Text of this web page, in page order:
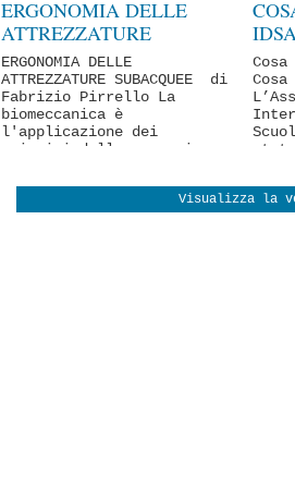
ERGONOMIA DELLE
ATTREZZATURE
SUBACQUEE
TACTICAL and
MILITARY
TECNICA
ERGONOMIA DELLE
ATTREZZATURE SUBACQUEE di
Fabrizio Pirrello La
biomeccanica è
l'applicazione dei
principi della meccanica
Visualizza la